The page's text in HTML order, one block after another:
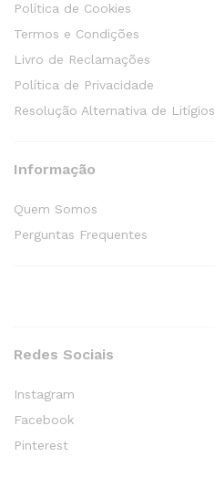
Política de Cookies
Termos e Condições
Livro de Reclamações
Política de Privacidade
Resolução Alternativa de Litígios
Informação
Quem Somos
Perguntas Frequentes
Redes Sociais
Instagram
Facebook
Pinterest